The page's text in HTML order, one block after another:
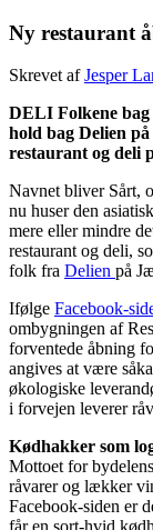
Ny restaurant
Skrevet afJesper
DELI Folkene
hold bag Delien
restaurant og deli
Navnet bliver Sårt,
nu huser den
mere eller mindre
restaurant og deli,
folk fra Delien på
Ifølge Facebook-
ombygningen af
forventede åbning
angives at være
økologiske
i forvejen leverer
Kødhakker som
Mottoet for
råvarer og lækker
Facebook-siden er